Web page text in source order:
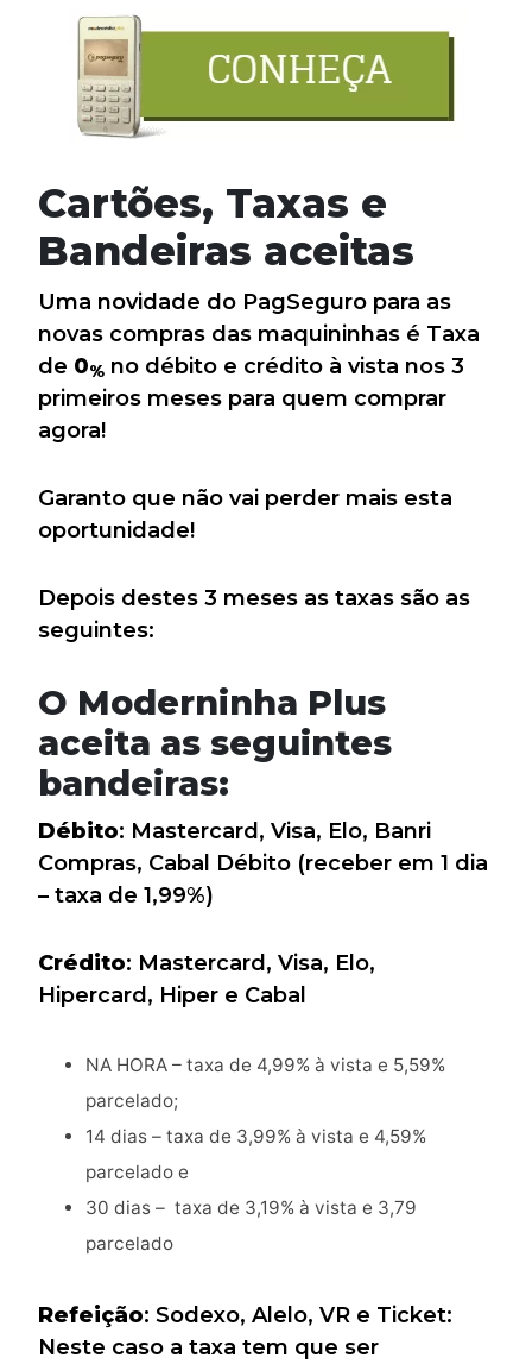
Cartões, Taxas e
Bandeiras aceitas
Uma novidade do PagSeguro para as
novas compras das maquininhas é Taxa
de 0% no débito e crédito à vista nos 3
primeiros meses para quem comprar
agora!
Garanto que não vai perder mais esta
oportunidade!
Depois destes 3 meses as taxas são as
seguintes:
O Moderninha Plus
aceita as seguintes
bandeiras:
Débito: Mastercard, Visa, Elo, Banri
Compras, Cabal Débito (receber em 1 dia
– taxa de 1,99%)
Crédito: Mastercard, Visa, Elo,
Hipercard, Hiper e Cabal
NA HORA – taxa de 4,99% à vista e 5,59%
parcelado;
14 dias – taxa de 3,99% à vista e 4,59%
parcelado e
30 dias – taxa de 3,19% à vista e 3,79
parcelado
Refeição: Sodexo, Alelo, VR e Ticket:
Neste caso a taxa tem que ser